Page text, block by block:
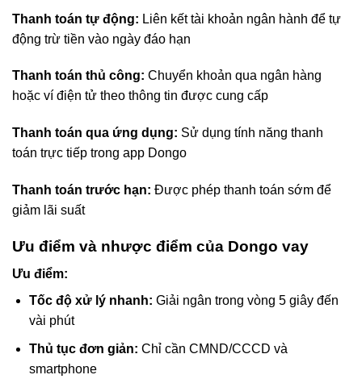
Thanh toán tự động: Liên kết tài khoản ngân hành để tự
động trừ tiền vào ngày đáo hạn
Thanh toán thủ công: Chuyển khoản qua ngân hàng
hoặc ví điện tử theo thông tin được cung cấp
Thanh toán qua ứng dụng: Sử dụng tính năng thanh
toán trực tiếp trong app Dongo
Thanh toán trước hạn: Được phép thanh toán sớm để
giảm lãi suất
Ưu điểm và nhược điểm của Dongo vay
Ưu điểm:
Tốc độ xử lý nhanh: Giải ngân trong vòng 5 giây đến
vài phút
Thủ tục đơn giản: Chỉ cần CMND/CCCD và
smartphone